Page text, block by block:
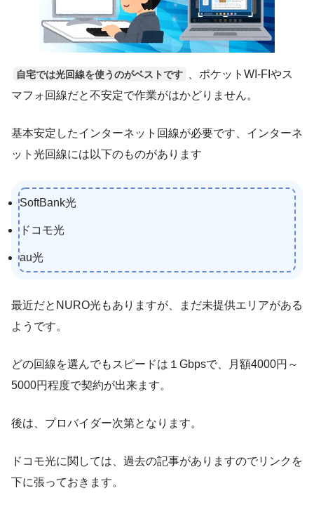
自宅では光回線を使うのがベストです
、ポケットWI-FIやス
マフォ回線だと不安定で作業がはかどりません。
基本安定したインターネット回線が必要です、インターネ
ット光回線には以下のものがあります
SoftBank光
ドコモ光
au光
最近だとNURO光もありますが、まだ未提供エリアがある
ようです。
どの回線を選んでもスピードは１Gbpsで、月額4000円～
5000円程度で契約が出来ます。
後は、プロバイダー次第となります。
ドコモ光に関しては、過去の記事がありますのでリンクを
下に張っておきます。